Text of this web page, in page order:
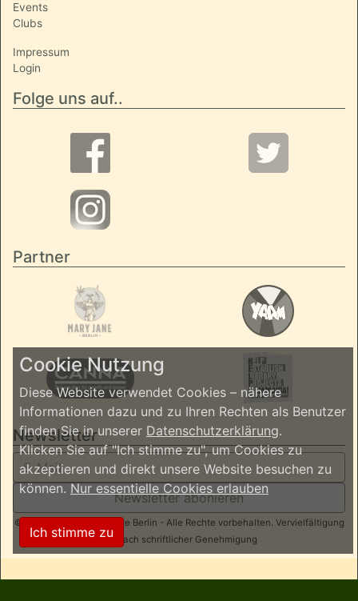
Events
Clubs
Impressum
Login
Folge uns auf..
Partner
Newsletter
Newsletter abonieren
© 2026 ReggaeInBerlin.de Berlin - Alle Rechte vorbehalten. Vervielfältigung
nur nach schriftlicher Genehmigung
Cookie Nutzung
Diese Website verwendet Cookies – nähere
Informationen dazu und zu Ihren Rechten als Benutzer
finden Sie in unserer Datenschutzerklärung.
Klicken Sie auf "Ich stimme zu", um Cookies zu
akzeptieren und direkt unsere Website besuchen zu
können.Nur essentielle Cookies erlauben
Ich stimme zu